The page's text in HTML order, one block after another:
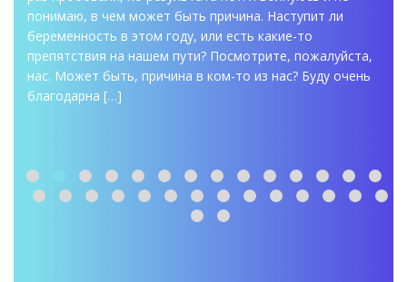
понимаю, в чем может быть причина. Наступит ли
беременность в этом году, или есть какие-то
препятствия на нашем пути? Посмотрите, пожалуйста,
нас. Может быть, причина в ком-то из нас? Буду очень
благодарна […]